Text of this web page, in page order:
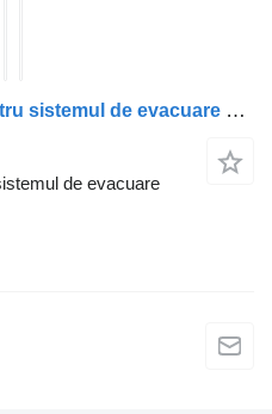
O altă piesă de schimb pentru sistemul de evacuare Conducta egr 11718576132 pentru automobil BMW X7
de evacuare